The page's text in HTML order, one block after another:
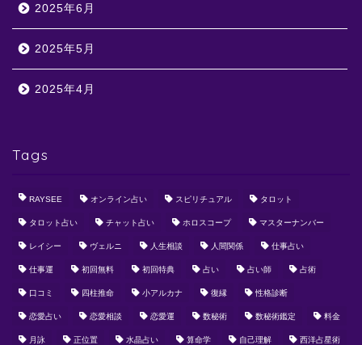
2025年6月
2025年5月
2025年4月
Tags
RAYSEE オンライン占い スピリチュアル タロット
タロット占い チャット占い ホロスコープ マスターナンバー
レイシー ヴェルニ 人生相談 人間関係 仕事占い
仕事運 初回無料 初回特典 占い 占い師 占術
口コミ 四柱推命 小アルカナ 復縁 性格診断
恋愛占い 恋愛相談 恋愛運 数秘術 数秘術鑑定 料金
月詠 正位置 水晶占い 算命学 自己理解 西洋占星術